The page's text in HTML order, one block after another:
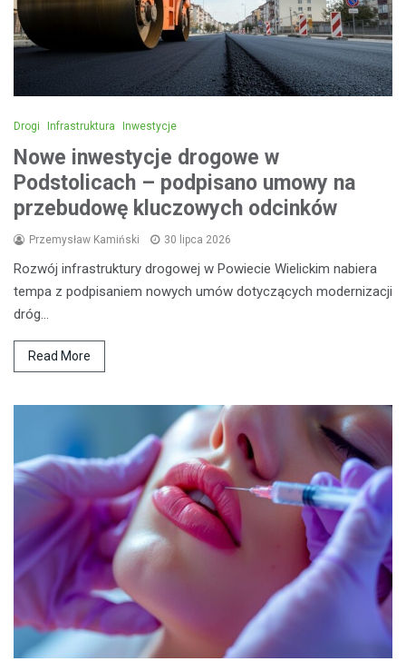
Drogi Infrastruktura Inwestycje
Nowe inwestycje drogowe w
Podstolicach – podpisano umowy na
przebudowę kluczowych odcinków
Przemysław Kamiński 30 lipca 2026
Rozwój infrastruktury drogowej w Powiecie Wielickim nabiera
tempa z podpisaniem nowych umów dotyczących modernizacji
dróg…
Read More